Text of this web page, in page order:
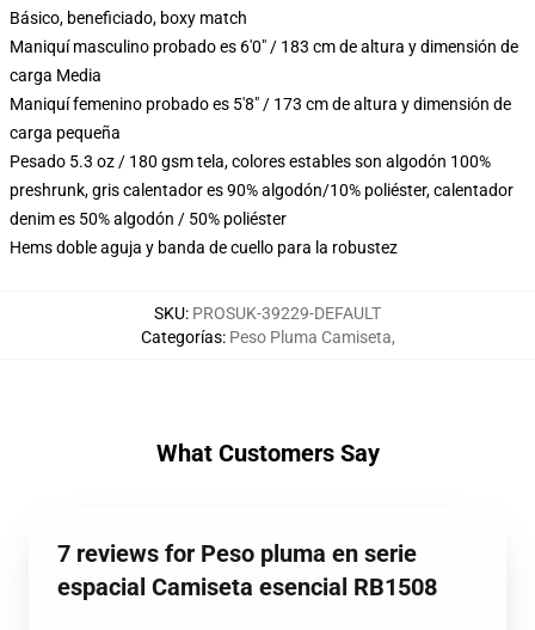
Básico, beneficiado, boxy match
Maniquí masculino probado es 6'0" / 183 cm de altura y dimensión de
carga Media
Maniquí femenino probado es 5'8" / 173 cm de altura y dimensión de
carga pequeña
Pesado 5.3 oz / 180 gsm tela, colores estables son algodón 100%
preshrunk, gris calentador es 90% algodón/10% poliéster, calentador
denim es 50% algodón / 50% poliéster
Hems doble aguja y banda de cuello para la robustez
SKU: PROSUK-39229-DEFAULT
Categorías: Peso Pluma Camiseta,
What Customers Say
7 reviews for Peso pluma en serie
espacial Camiseta esencial RB1508